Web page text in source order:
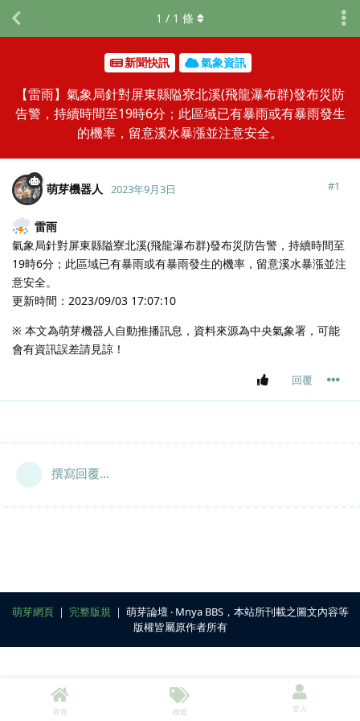
新聞快訊 氣象資訊
【雷雨】氣象局針對屏東縣隘寮北溪(飛龍瀑布群)發布災防
告警，持續時間至19時6分；此區域已有暴雨或有暴雨發生
的機率，留意溪水暴漲並注意安全。
1 / 1 條
萌芽機器人 2023年9月3日 #1
雷雨
氣象局針對屏東縣隘寮北溪(飛龍瀑布群)發布災防告警，持續時間至
19時6分；此區域已有暴雨或有暴雨發生的機率，留意溪水暴漲並注
意安全。
更新時間：2023/09/03 17:07:10
※ 本文為萌芽機器人自動推播訊息，資料來源為中央氣象署，可能
會有資訊誤差請見諒！
回覆
撰寫回覆...
萌芽網頁｜ 完整版規 ｜ 萌芽論壇 ‧ Mnya BBS，本站所刊載之圖文內容等
版權皆屬原作者所有
首頁 標籤 登入